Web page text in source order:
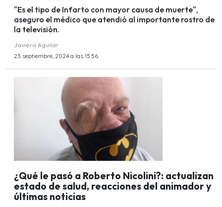
"Es el tipo de Infarto con mayor causa de muerte",
aseguro el médico que atendió al importante rostro de
la televisión.
Javiera Aguilar
23 septiembre, 2024 a las 15:56
¿Qué le pasó a Roberto Nicolini?: actualizan
estado de salud, reacciones del animador y
últimas noticias